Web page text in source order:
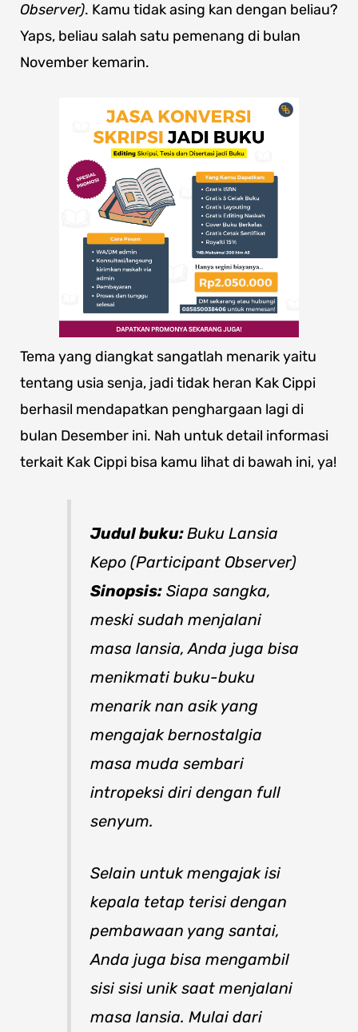
Observer). Kamu tidak asing kan dengan beliau?
Yaps, beliau salah satu pemenang di bulan
November kemarin.
Tema yang diangkat sangatlah menarik yaitu
tentang usia senja, jadi tidak heran Kak Cippi
berhasil mendapatkan penghargaan lagi di
bulan Desember ini. Nah untuk detail informasi
terkait Kak Cippi bisa kamu lihat di bawah ini, ya!
Judul buku:Buku Lansia
Kepo (Participant Observer)
Sinopsis: Siapa sangka,
meski sudah menjalani
masa lansia, Anda juga bisa
menikmati buku-buku
menarik nan asik yang
mengajak bernostalgia
masa muda sembari
intropeksi diri dengan full
senyum.
Selain untuk mengajak isi
kepala tetap terisi dengan
pembawaan yang santai,
Anda juga bisa mengambil
sisi sisi unik saat menjalani
masa lansia. Mulai dari